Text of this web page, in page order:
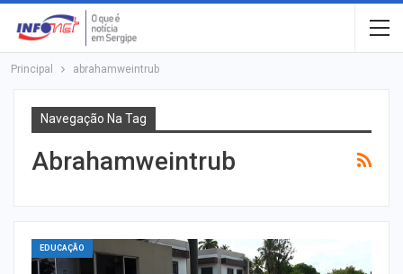
Principal abrahamweintrub
Navegação Na Tag
Abrahamweintrub
EDUCAÇÃO